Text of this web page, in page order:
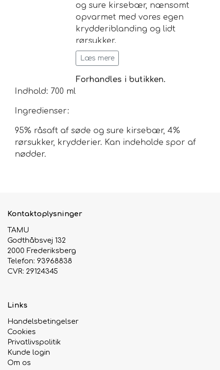
Løsvægt teer
Sort Te
Grøn Te
Rooibush
Chaplon Te
Kusmi Te
Matcha te og tilbehør
Nyheder
Åbningstider
og sure kirsebær, nænsomt
opvarmet med vores egen
krydderiblanding og lidt
rørsukker.
En julespecialitet, der er et
Drikkeklar efter opvarmning.
Holdbarhed efter åbning 7 dage
ved max. 5 grader..
Læs mere
Forhandles i butikken.
Indhold: 700 ml
Ingredienser:
95% råsaft af søde og sure kirsebær, 4%
rørsukker, krydderier. Kan indeholde spor af
nødder.
Kontaktoplysninger
TAMU
Godthåbsvej 132
2000 Frederiksberg
Telefon: 93968838
CVR: 29124345
Links
Handelsbetingelser
Cookies
Privatlivspolitik
Kunde login
Om os